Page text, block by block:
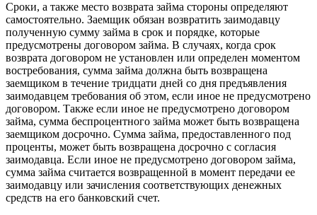
Сроки, а также место возврата займа стороны определяют
самостоятельно. Заемщик обязан возвратить заимодавцу
полученную сумму займа в срок и порядке, которые
предусмотрены договором займа. В случаях, когда срок
возврата договором не установлен или определен моментом
востребования, сумма займа должна быть возвращена
заемщиком в течение тридцати дней со дня предъявления
заимодавцем требования об этом, если иное не предусмотрено
договором. Также если иное не предусмотрено договором
займа, сумма беспроцентного займа может быть возвращена
заемщиком досрочно. Сумма займа, предоставленного под
проценты, может быть возвращена досрочно с согласия
заимодавца. Если иное не предусмотрено договором займа,
сумма займа считается возвращенной в момент передачи ее
заимодавцу или зачисления соответствующих денежных
средств на его банковский счет.